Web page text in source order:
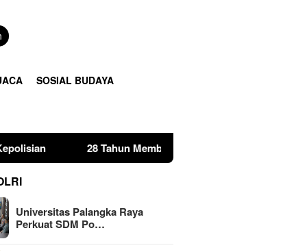
SOSIAL BUDAYA
28 Tahun Membina Rumah Tangga, Seorang Ibu Lima
Universitas Palangka Raya
Perkuat SDM Po…